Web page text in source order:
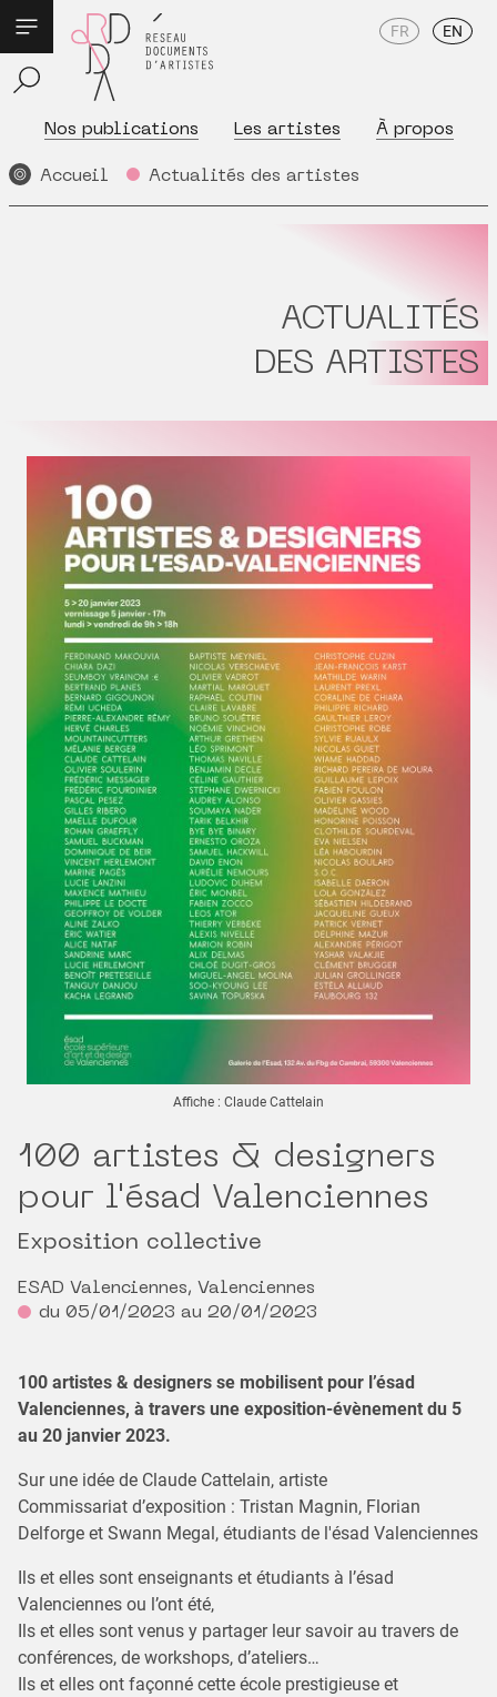
Nos publications Les artistes À propos
FR EN
Accueil Actualités des artistes
ACTUALITÉS
DES ARTISTES
Affiche : Claude Cattelain
100 artistes & designers
pour l'ésad Valenciennes
Exposition collective
ESAD Valenciennes, Valenciennes
du 05/01/2023 au 20/01/2023
100 artistes & designers se mobilisent pour l’ésad
Valenciennes, à travers une exposition-évènement du 5
au 20 janvier 2023.
Sur une idée de Claude Cattelain, artiste
Commissariat d’exposition : Tristan Magnin, Florian
Delforge et Swann Megal, étudiants de l'ésad Valenciennes
Ils et elles sont enseignants et étudiants à l’ésad
Valenciennes ou l’ont été,
Ils et elles sont venus y partager leur savoir au travers de
conférences, de workshops, d’ateliers…
Ils et elles ont façonné cette école prestigieuse et